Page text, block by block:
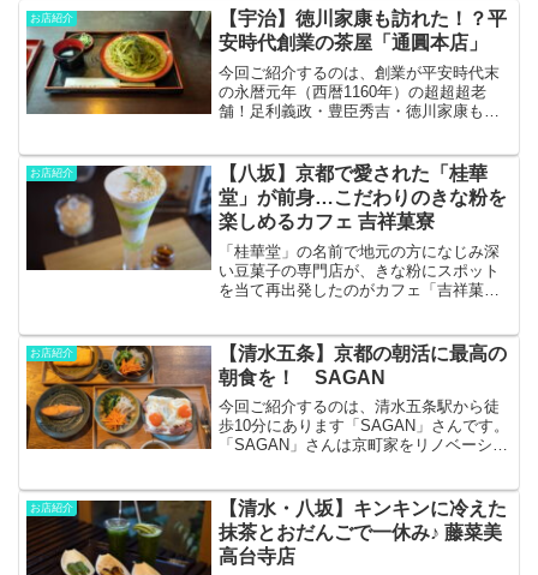
お店紹介
【宇治】徳川家康も訪れた！？平
安時代創業の茶屋「通圓本店」
今回ご紹介するのは、創業が平安時代末
の永暦元年（西暦1160年）の超超超老
舗！足利義政・豊臣秀吉・徳川家康も訪
う…）店舗自体も寛文十二年（西暦1672
年）に建てられた江戸...
お店紹介
【八坂】京都で愛された「桂華
堂」が前身…こだわりのきな粉を
楽しめるカフェ 吉祥菓寮
「桂華堂」の名前で地元の方になじみ深
い豆菓子の専門店が、きな粉にスポット
を当て再出発したのがカフェ「吉祥菓
お店紹介
【清水五条】京都の朝活に最高の
朝食を！ SAGAN
今回ご紹介するのは、清水五条駅から徒
歩10分にあります「SAGAN」さんです。
「SAGAN」さんは京町家をリノベーショ
ができます。今回その中でも朝食をおす
すめします！
お店紹介
【清水・八坂】キンキンに冷えた
抹茶とおだんごで一休み♪ 藤菜美
高台寺店